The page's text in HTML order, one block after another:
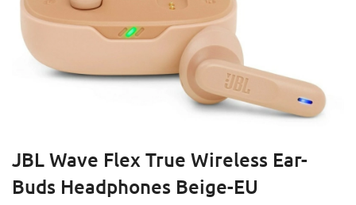
JBL Wave Flex True Wireless Ear-
Buds Headphones Beige-EU